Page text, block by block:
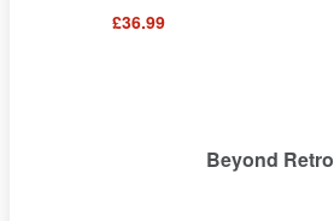
£36.99
Beyond Retro